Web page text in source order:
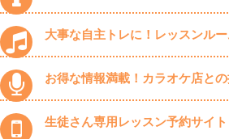
大事な自主トレに！レッスンル
お得な情報満載！カラオケ店と
生徒さん専用レッスン予約サイト